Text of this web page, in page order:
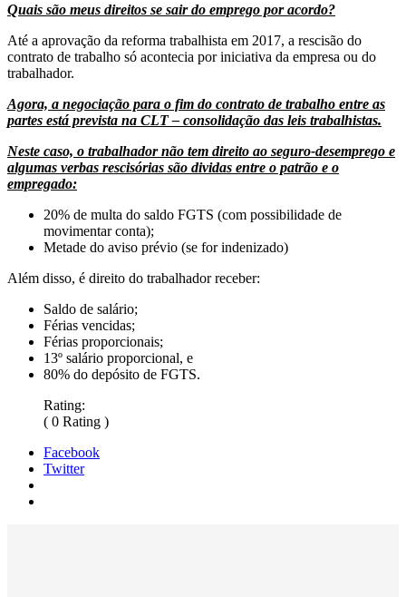
Quais são meus direitos se sair do emprego por acordo?
Até a aprovação da reforma trabalhista em 2017, a rescisão do
contrato de trabalho só acontecia por iniciativa da empresa ou do
trabalhador.
Agora, a negociação para o fim do contrato de trabalho entre as
partes está prevista na CLT – consolidação das leis trabalhistas.
Neste caso, o trabalhador não tem direito ao seguro-desemprego e
algumas verbas rescisórias são dividas entre o patrão e o
empregado:
20% de multa do saldo FGTS (com possibilidade de
movimentar conta);
Metade do aviso prévio (se for indenizado)
Além disso, é direito do trabalhador receber:
Saldo de salário;
Férias vencidas;
Férias proporcionais;
13º salário proporcional, e
80% do depósito de FGTS.
Rating:
( 0 Rating )
Facebook
Twitter